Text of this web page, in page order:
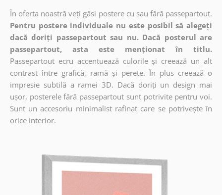
În oferta noastră veți găsi postere cu sau fără passepartout.
Pentru postere individuale nu este posibil să alegeți
dacă doriți passepartout sau nu. Dacă posterul are
passepartout, asta este menționat în titlu.
Passepartout ecru accentuează culorile și creează un alt
contrast între grafică, ramă și perete. În plus creează o
impresie subtilă a ramei 3D. Dacă doriți un design mai
ușor, posterele fără passepartout sunt potrivite pentru voi.
Sunt un accesoriu minimalist rafinat care se potrivește în
orice interior.